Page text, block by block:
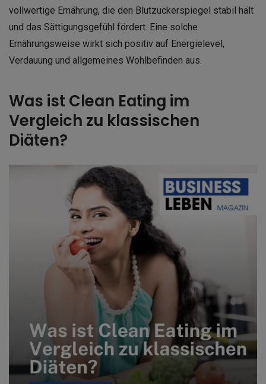
vollwertige Ernährung, die den Blutzuckerspiegel stabil hält
und das Sättigungsgefühl fördert. Eine solche
Ernährungsweise wirkt sich positiv auf Energielevel,
Verdauung und allgemeines Wohlbefinden aus.
Was ist Clean Eating im
Vergleich zu klassischen
Diäten?